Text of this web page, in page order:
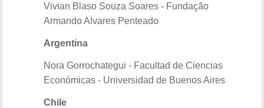
Vivian Blaso Souza Soares - Fundação
Armando Alvares Penteado
Argentina
Nora Gorrochategui - Facultad de Ciencias
Económicas - Universidad de Buenos Aires
Chile